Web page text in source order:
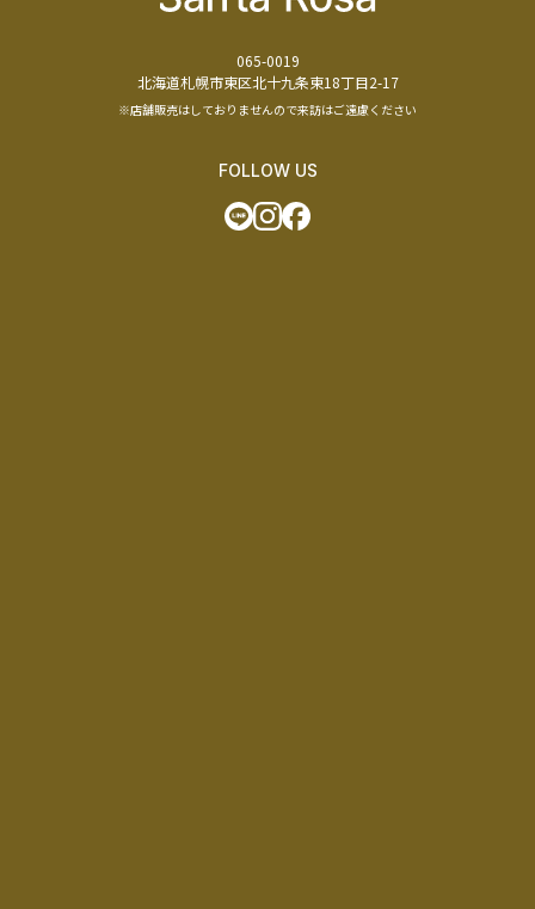
065-0019
北海道札幌市東区北十九条東18丁目2-17
※店舗販売はしておりませんので来訪はご遠慮ください
FOLLOW US